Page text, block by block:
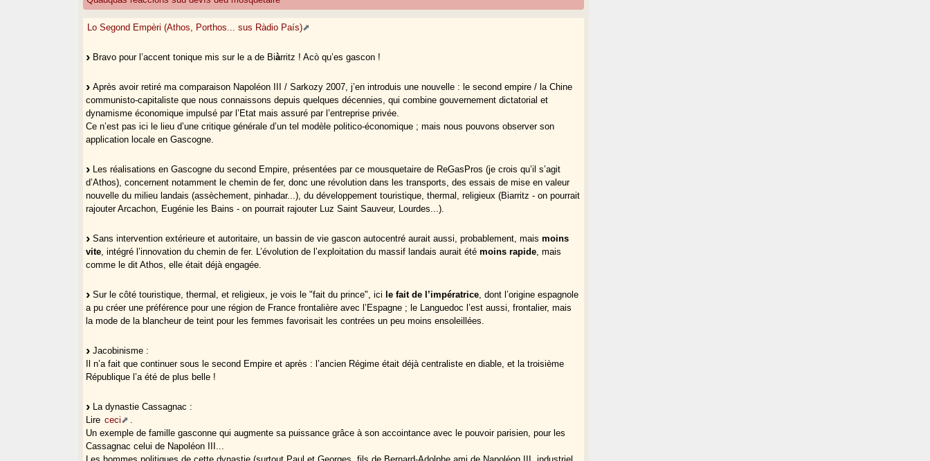
Lo Segond Empèri (Athos, Porthos... sus Ràdio País)
Bravo pour l’accent tonique mis sur le a de Biàrritz ! Acò qu’es gascon !
Après avoir retiré ma comparaison Napoléon III / Sarkozy 2007, j’en introduis une nouvelle : le second empire / la Chine
communisto-capitaliste que nous connaissons depuis quelques décennies, qui combine gouvernement dictatorial et
dynamisme économique impulsé par l’Etat mais assuré par l’entreprise privée.
Ce n’est pas ici le lieu d’une critique générale d’un tel modèle politico-économique ; mais nous pouvons observer son
application locale en Gascogne.
Les réalisations en Gascogne du second Empire, présentées par ce mousquetaire de ReGasPros (je crois qu’il s’agit
d’Athos), concernent notamment le chemin de fer, donc une révolution dans les transports, des essais de mise en valeur
nouvelle du milieu landais (assèchement, pinhadar...), du développement touristique, thermal, religieux (Biarritz - on pourrait
rajouter Arcachon, Eugénie les Bains - on pourrait rajouter Luz Saint Sauveur, Lourdes...).
Sans intervention extérieure et autoritaire, un bassin de vie gascon autocentré aurait aussi, probablement, maismoins
vite , intégré l’innovation du chemin de fer. L’évolution de l’exploitation du massif landais aurait étémoins rapide , mais
comme le dit Athos, elle était déjà engagée.
Sur le côté touristique, thermal, et religieux, je vois le "fait du prince", icile fait de l’impératrice , dont l’origine espagnole
a pu créer une préférence pour une région de France frontalière avec l’Espagne ; le Languedoc l’est aussi, frontalier, mais
la mode de la blancheur de teint pour les femmes favorisait les contrées un peu moins ensoleillées.
Jacobinisme :
Il n’a fait que continuer sous le second Empire et après : l’ancien Régime était déjà centraliste en diable, et la troisième
République l’a été de plus belle !
La dynastie Cassagnac :
Lire ceci
Un exemple de famille gasconne qui augmente sa puissance grâce à son accointance avec le pouvoir parisien, pour les
Cassagnac celui de Napoléon III...